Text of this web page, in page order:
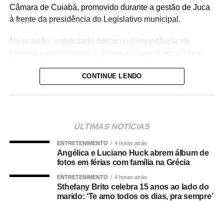
Câmara de Cuiabá, promovido durante a gestão de Juca
à frente da presidência do Legislativo municipal.
Na ocasião, o deputado destacou a importância do
Cuiabá, que é de todos nós mato-grossenses, o
vagas e formação de cadastro de reserva para cargos de
níveis médio e superior, contemplando funções como
CONTINUE LENDO
ÚLTIMAS NOTÍCIAS
ENTRETENIMENTO 4 horas atrás
Angélica e Luciano Huck abrem álbum de
fotos em férias com família na Grécia
ENTRETENIMENTO 4 horas atrás
Sthefany Brito celebra 15 anos ao lado do
marido: ‘Te amo todos os dias, pra sempre’